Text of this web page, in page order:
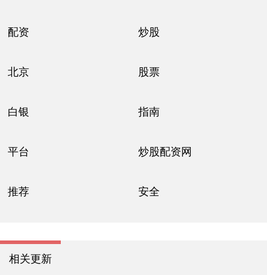
配资 炒股
北京 股票
白银 指南
平台 炒股配资网
推荐 安全
相关更新